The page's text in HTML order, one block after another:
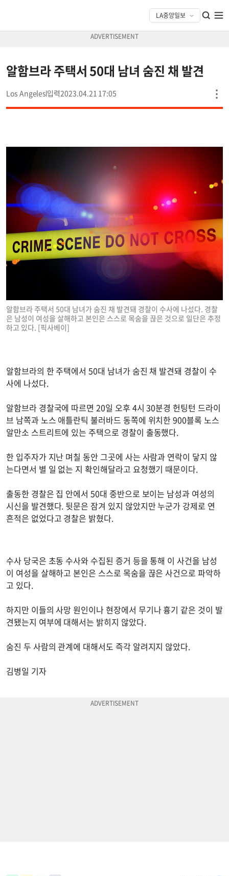
알함브라 주택서 50대 남녀 숨진 채 발견
Los Angeles 2023.04.21 17:05
알함브라 주택서 50대 남녀가 숨진 채 발견돼 경찰이 수사에 나섰다. 경찰
은 남성이 여성을 살해하고 본인은 스스로 목숨을 끊은 것으로 일단은 추정
하고 있다. [픽사베이]
알함브라의 한 주택에서 50대 남녀가 숨진 채 발견돼 경찰이 수
사에 나섰다.
알함브라 경찰국에 따르면 20일 오후 4시 30분경 헌팅턴 드라이
브 남쪽과 노스 애틀란틱 불러바드 동쪽에 위치한 900블록 노스
알만소 스트리트에 있는 주택으로 경찰이 출동했다.
한 입주자가 지난 며칠 동안 그곳에 사는 사람과 연락이 닿지 않
는다면서 별 일 없는 지 확인해달라고 요청했기 때문이다.
출동한 경찰은 집 안에서 50대 중반으로 보이는 남성과 여성의
시신을 발견했다. 뒷문은 잠겨 있지 않았지만 누군가 강제로 연
흔적은 없었다고 경찰은 밝혔다.
수사 당국은 초동 수사와 수집된 증거 등을 통해 이 사건을 남성
이 여성을 살해하고 본인은 스스로 목숨을 끊은 사건으로 파악하
고 있다.
하지만 이들의 사망 원인이나 현장에서 무기나 흉기 같은 것이 발
견됐는지 여부에 대해서는 밝히지 않았다.
숨진 두 사람의 관계에 대해서도 즉각 알려지지 않았다.
김병일 기자